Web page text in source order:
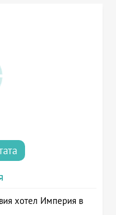
хотел Империя в